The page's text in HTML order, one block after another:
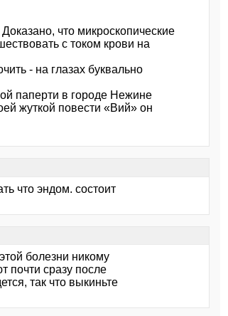
что микроскопические
с током крови на
- на глазах буквально
паперти в городе Нежине
жуткой повести «Вий» он
что эндом. состоит
болезни никому
почти сразу после
так что выкиньте